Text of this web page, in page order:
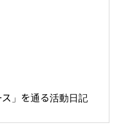
」を通る活動日記